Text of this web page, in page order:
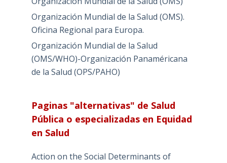
Organización Mundial de la Salud (OMS).
Oficina Regional para Europa.
Organización Mundial de la Salud
(OMS/WHO)-Organización Panaméricana
de la Salud (OPS/PAHO)
Paginas "alternativas" de Salud
Pública o especializadas en Equidad
en Salud
Action on the Social Determinants of